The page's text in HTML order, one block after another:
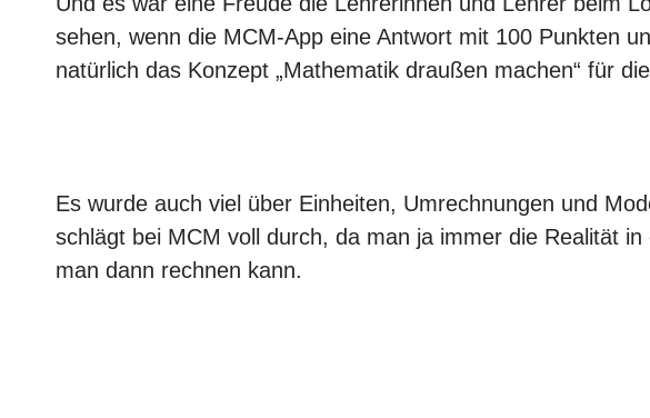
sehen, wenn die MCM-App eine Antwort mit 100 Punkten
natürlich das Konzept „Mathematik draußen machen“ für
Es wurde auch viel über Einheiten, Umrechnungen und
schlägt bei MCM voll durch, da man ja immer die Realität
man dann rechnen kann.